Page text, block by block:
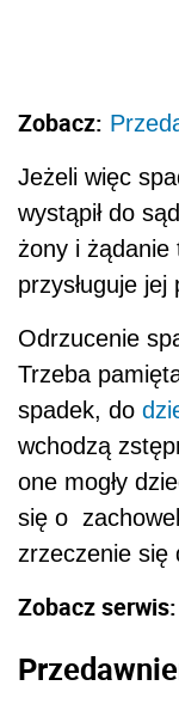
Zobacz:
Jeżeli więc
wystąpił do
żony i żądanie
przysługuje
Odrzucenie
Trzeba
spadek, do
wchodzą
one mogły
się o
zrzeczenie się
Zobacz serwis: